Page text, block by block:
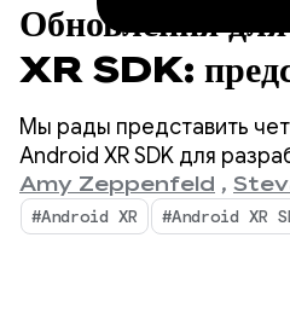
Обновления
XR SDK:
Developer
Мы рады представить
Android XR SDK для
уделять основное
кроссплатформенной
проводных XR-очков и
Amy Zeppenfeld ,
#Android XR #Android XR